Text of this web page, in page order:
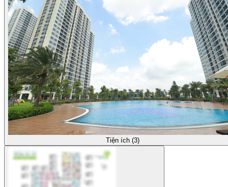
Tiện ích (3)